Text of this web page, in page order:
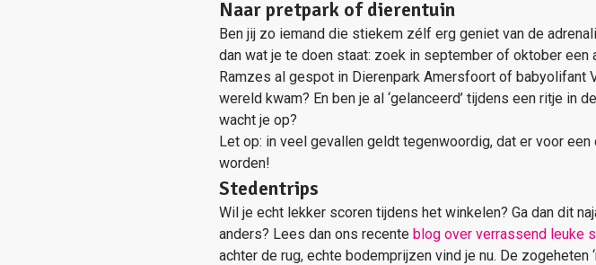
Naar pretpark of dierentuin
Ben jij zo iemand die stiekem zélf erg geniet van de
dan wat je te doen staat: zoek in september of oktober een
Ramzes al gespot in Dierenpark Amersfoort of babyolifant
wereld kwam? En ben je al ‘gelanceerd’ tijdens een ritje in
wacht je op?
Let op: in veel gevallen geldt tegenwoordig, dat er voor
worden!
Stedentrips
Wil je echt lekker scoren tijdens het winkelen? Ga dan dit
anders? Lees dan ons recente blog over verrassend leuke
achter de rug, echte bodemprijzen vind je nu. De